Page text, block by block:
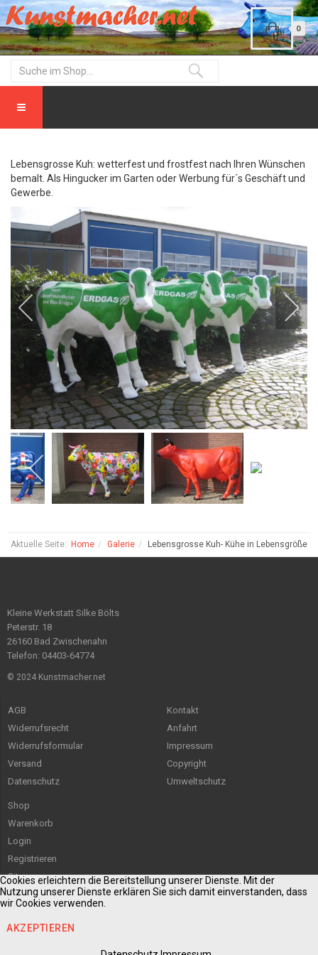
0
Lebensgrosse Kuh: wetterfest und frostfest nach Ihren Wünschen
bemalt. Als Hingucker im Garten oder Werbung für´s Geschäft und
Gewerbe.
Aktuelle Seite: Home Galerie Lebensgrosse Kuh- Kühe in Lebensgröße
Kleine Werkstatt Silke Bölts
Peterstr. 18
26160 Bad Zwischenahn
Telefon: 04403-64774
© 2024 Kunstmacher.net
AGB
Widerrufsrecht
Widerrufsformular
Versand
Datenschutz
Kontakt
Anfahrt
Impressum
Copyright
Umweltschutz
Shop
Warenkorb
Login
Registrieren
Sitemap
Cookies erleichtern die Bereitstellung unserer Dienste. Mit der
Nutzung unserer Dienste erklären Sie sich damit einverstanden, dass
wir Cookies verwenden.
AKZEPTIEREN